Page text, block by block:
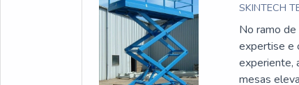
SKINTECH
No ramo
expertise e
experiente,
mesas